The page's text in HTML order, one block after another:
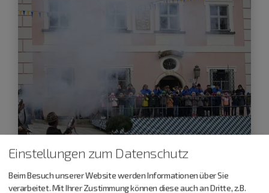
Greding
Einstellungen zum Datenschutz
Beim Besuch unserer Website werden Informationen über Sie
verarbeitet. Mit Ihrer Zustimmung können diese auch an Dritte, z.B.